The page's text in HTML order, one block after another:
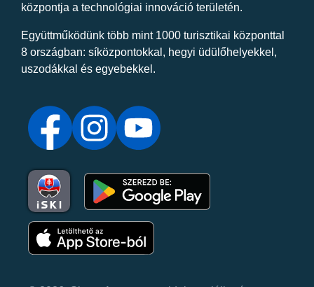
központja a technológiai innováció területén.
Együttműködünk több mint 1000 turisztikai központtal
8 országban: síközpontokkal, hegyi üdülőhelyekkel,
uszodákkal és egyebekkel.